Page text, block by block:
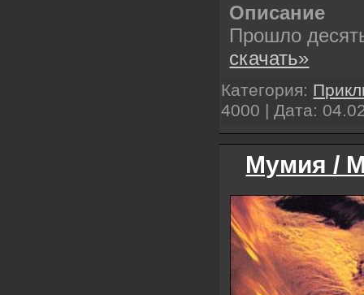
Описание
Прошло
скачать»
Категория:
4000 | Дата:
Мумия /